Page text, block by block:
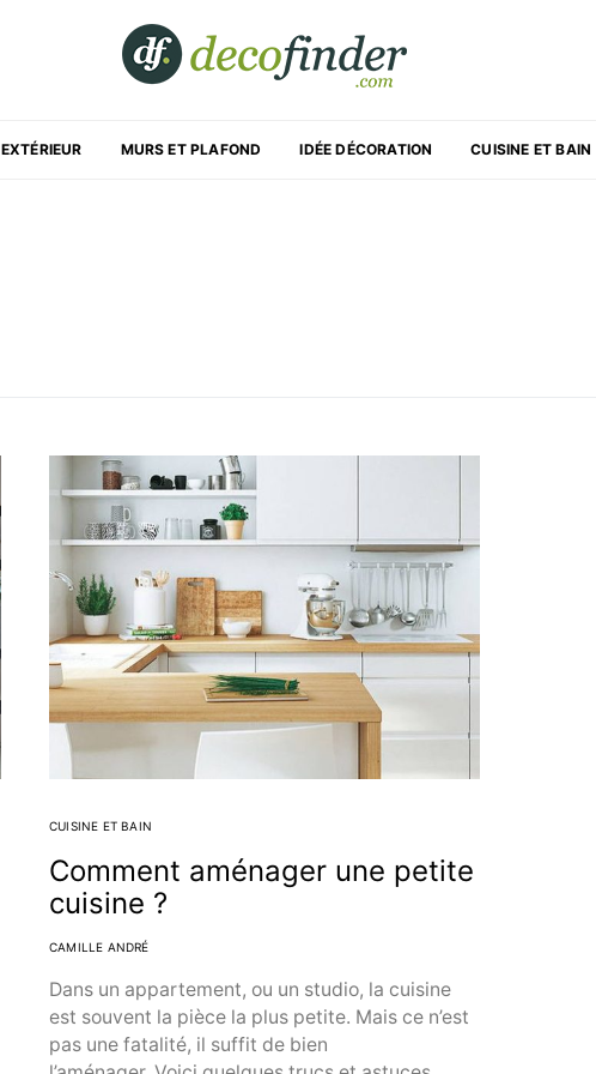
EXTÉRIEUR MURS ET PLAFOND IDÉE DÉCORATION CUISINE ET BAIN
CUISINE ET BAIN
Comment aménager une petite
cuisine ?
CAMILLE ANDRÉ
Dans un appartement, ou un studio, la cuisine
est souvent la pièce la plus petite. Mais ce n’est
pas une fatalité, il suffit de bien